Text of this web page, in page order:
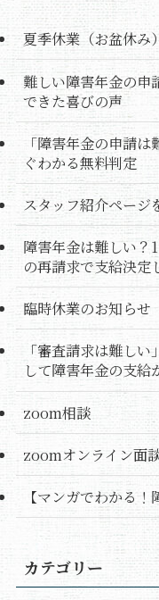
夏季休業（お盆休み
難しい障害年金の申
できた喜びの声
「障害年金の申請
ぐわかる無料判定
スタッフ紹介ページ
障害年金は難しい？
の再請求で支給決定
臨時休業のお知らせ
「審査請求は難し
して障害年金の支給
zoom相談
zoomオンライン面
【マンガでわかる！
カテゴリー